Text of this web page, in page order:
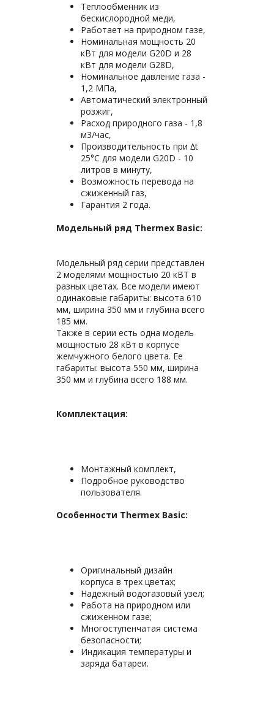
Теплообменник из
бескислородной меди,
Работает на природном газе,
Номинальная мощность 20
кВт для модели G20D и 28
кВт для модели G28D,
Номинальное давление газа -
1,2 МПа,
Автоматический электронный
розжиг,
Расход природного газа - 1,8
м3/час,
Производительность при ∆t
25°С для модели G20D - 10
литров в минуту,
Возможность перевода на
сжиженный газ,
Гарантия 2 года.
Модельный ряд Thermex Basic:
Mодельный ряд серии представлен
2 моделями мощностью 20 кВТ в
разных цветах. Все модели имеют
одинаковые габариты: высота 610
мм, ширина 350 мм и глубина всего
185 мм.
Также в серии есть одна модель
мощностью 28 кВт в корпусе
жемчужного белого цвета. Ее
габариты: высота 550 мм, ширина
350 мм и глубина всего 188 мм.
Комплектация:
Монтажный комплект,
Подробное руководство
пользователя.
Особенности Thermex Basic:
Оригинальный дизайн
корпуса в трех цветах;
Надежный водогазовый узел;
Работа на природном или
сжиженном газе;
Многоступенчатая система
безопасности;
Индикация температуры и
заряда батареи.